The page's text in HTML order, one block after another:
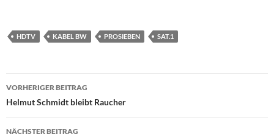
HDTV KABEL BW PROSIEBEN SAT.1
Beitragsnavigation
VORHERIGER BEITRAG
Helmut Schmidt bleibt Raucher
NÄCHSTER BEITRAG